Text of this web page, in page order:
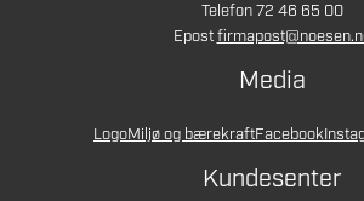
Telefon 72 46 65 00
Epost
Media
LogoMiljø og bærekraftFacebook
Kundesenter